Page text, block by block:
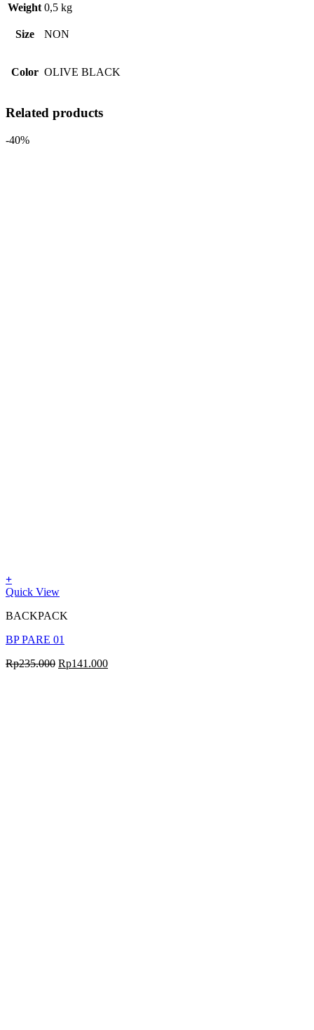
Weight 0,5 kg
Size NON
Color OLIVE BLACK
Related products
-40%
+
Quick View
BACKPACK
BP PARE 01
Rp235.000 Rp141.000